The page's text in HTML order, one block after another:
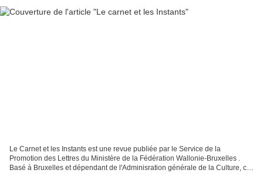
Le Carnet et les Instants est une revue publiée par le Service de la
Promotion des Lettres du Ministère de la Fédération Wallonie-Bruxelles .
Basé à Bruxelles et dépendant de l'Adminisration générale de la Culture, ce